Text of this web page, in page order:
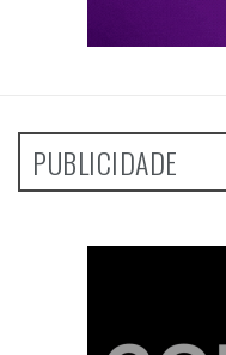
PUBLICIDADE